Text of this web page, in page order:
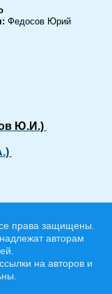
Федосов Юрий
Ю.И.)
права защищены.
авторам
на авторов и